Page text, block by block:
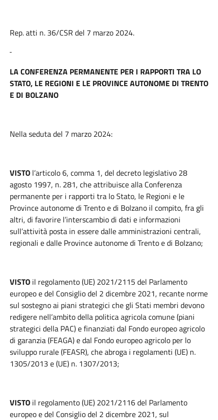
Rep. atti n. 36/CSR del 7 marzo 2024.
LA CONFERENZA PERMANENTE PER I RAPPORTI TRA LO
STATO, LE REGIONI E LE PROVINCE AUTONOME DI TRENTO
E DI BOLZANO
Nella seduta del 7 marzo 2024:
VISTO l’articolo 6, comma 1, del decreto legislativo 28
agosto 1997, n. 281, che attribuisce alla Conferenza
permanente per i rapporti tra lo Stato, le Regioni e le
Province autonome di Trento e di Bolzano il compito, fra gli
altri, di favorire l’interscambio di dati e informazioni
sull’attività posta in essere dalle amministrazioni centrali,
regionali e dalle Province autonome di Trento e di Bolzano;
VISTO il regolamento (UE) 2021/2115 del Parlamento
europeo e del Consiglio del 2 dicembre 2021, recante norme
sul sostegno ai piani strategici che gli Stati membri devono
redigere nell’ambito della politica agricola comune (piani
strategici della PAC) e finanziati dal Fondo europeo agricolo
di garanzia (FEAGA) e dal Fondo europeo agricolo per lo
sviluppo rurale (FEASR), che abroga i regolamenti (UE) n.
1305/2013 e (UE) n. 1307/2013;
VISTO il regolamento (UE) 2021/2116 del Parlamento
europeo e del Consiglio del 2 dicembre 2021, sul